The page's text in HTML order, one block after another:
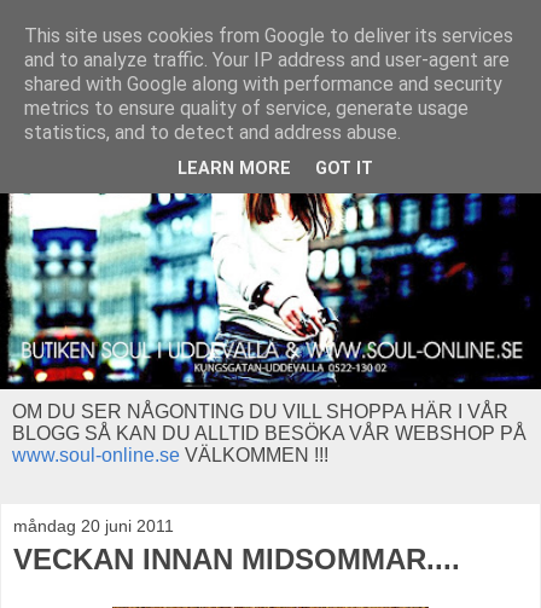
OM DU SER NÅGONTING DU VILL SHOPPA HÄR I VÅR
BLOGG SÅ KAN DU ALLTID BESÖKA VÅR WEBSHOP PÅ
www.soul-online.se VÄLKOMMEN !!!
måndag 20 juni 2011
VECKAN INNAN MIDSOMMAR....
This site uses cookies from Google to deliver its services
and to analyze traffic. Your IP address and user-agent are
shared with Google along with performance and security
metrics to ensure quality of service, generate usage
statistics, and to detect and address abuse.
LEARN MORE GOT IT